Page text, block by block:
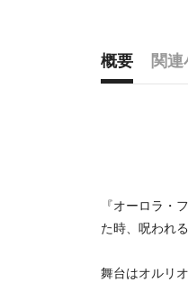
概要 関連
『オーロラ・
た時、呪われ
舞台はオルリオ